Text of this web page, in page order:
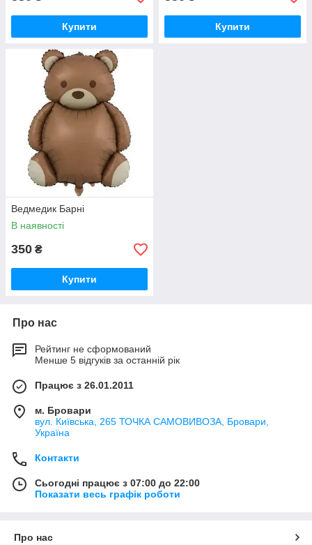
Купити Купити
Ведмедик Барні
В наявності
350 ₴
Купити
Про нас
Рейтинг не сформований
Менше 5 відгуків за останній рік
Працює з 26.01.2011
м. Бровари
вул. Київська, 265 ТОЧКА САМОВИВОЗА, Бровари,
Україна
Контакти
Сьогодні працює з 07:00 до 22:00
Показати весь графік роботи
Про нас